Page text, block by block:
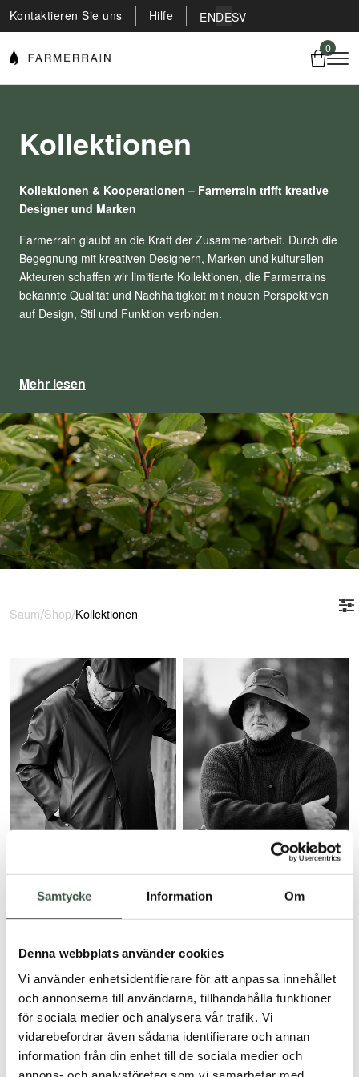
Samtycke Information Om
Denna webbplats använder cookies
Vi använder enhetsidentifierare för att anpassa innehållet
och annonserna till användarna, tillhandahålla funktioner
för sociala medier och analysera vår trafik. Vi
vidarebefordrar även sådana identifierare och annan
information från din enhet till de sociala medier och
Kontaktieren Sie uns Hilfe ENDESV
0
Kollektionen
Kollektionen & Kooperationen – Farmerrain trifft kreative
Designer und Marken
Farmerrain glaubt an die Kraft der Zusammenarbeit. Durch die
Begegnung mit kreativen Designern, Marken und kulturellen
Akteuren schaffen wir limitierte Kollektionen, die Farmerrains
bekannte Qualität und Nachhaltigkeit mit neuen Perspektiven
auf Design, Stil und Funktion verbinden.
Mehr lesen
Saum/Shop/Kollektionen
Öland Regenmantel €272 Südwester all black edition
€59